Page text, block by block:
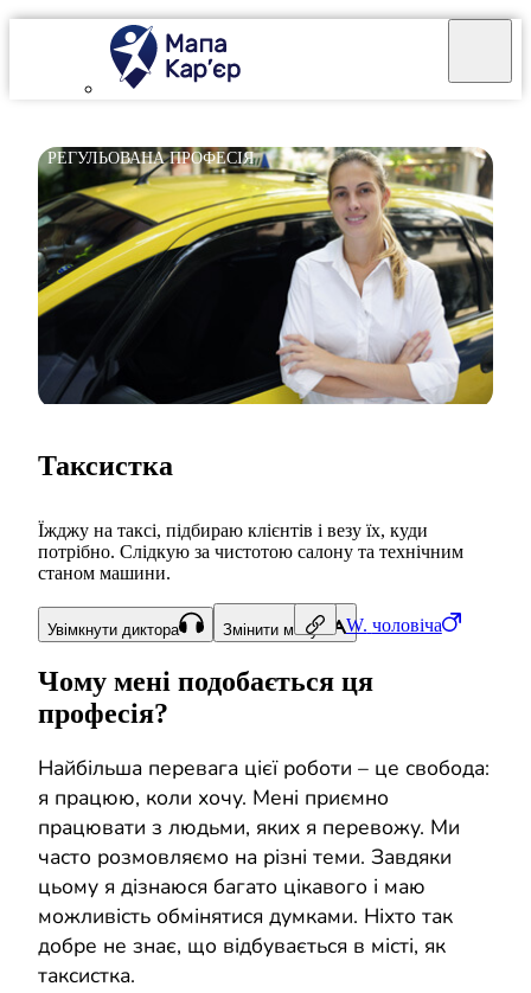
РЕГУЛЬОВАНА ПРОФЕСІЯ
W. чоловіча
Таксистка
Їжджу на таксі, підбираю клієнтів і везу їх, куди
потрібно. Слідкую за чистотою салону та технічним
станом машини.
Увімкнути диктора Змінити мову
Чому мені подобається ця
професія?
Найбільша перевага цієї роботи – це свобода:
я працюю, коли хочу. Мені приємно
працювати з людьми, яких я перевожу. Ми
часто розмовляємо на різні теми. Завдяки
цьому я дізнаюся багато цікавого і маю
можливість обмінятися думками. Ніхто так
добре не знає, що відбувається в місті, як
таксистка.